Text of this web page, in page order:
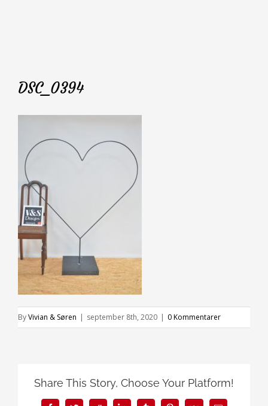
DSC_0394
ByVivian & Søren | september 8th, 2020 | 0 Kommentarer
Share This Story, Choose Your Platform!